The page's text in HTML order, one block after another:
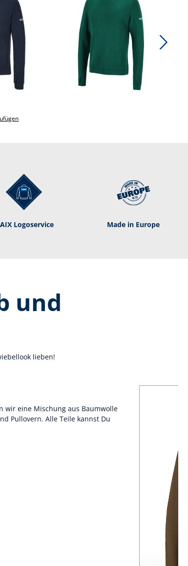
Logoservice Made in Europe
und
lieben!
wir eine Mischung aus Baumwolle
Pullovern. Alle Teile kannst Du